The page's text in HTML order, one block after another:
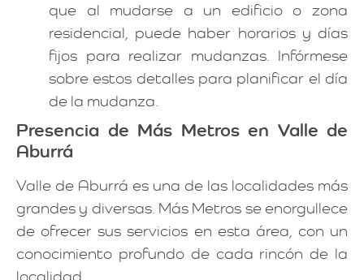
que al mudarse a un edificio o zona
residencial, puede haber horarios y días
fijos para realizar mudanzas. Infórmese
sobre estos detalles para planificar el día
de la mudanza.
Presencia de Más Metros en Valle de
Aburrá
Valle de Aburrá es una de las localidades más
grandes y diversas. Más Metros se enorgullece
de ofrecer sus servicios en esta área, con un
conocimiento profundo de cada rincón de la